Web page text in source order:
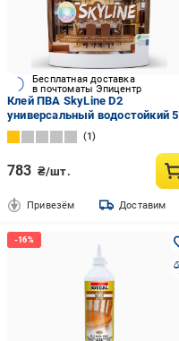
Бесплатная доставка
в почтоматы Эпицентр
Клей ПВА SkyLine D2
универсальный водостойкий 5
кг
1
783 ₴/шт.
Привезём Доставим